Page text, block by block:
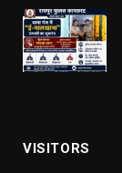
VISITORS